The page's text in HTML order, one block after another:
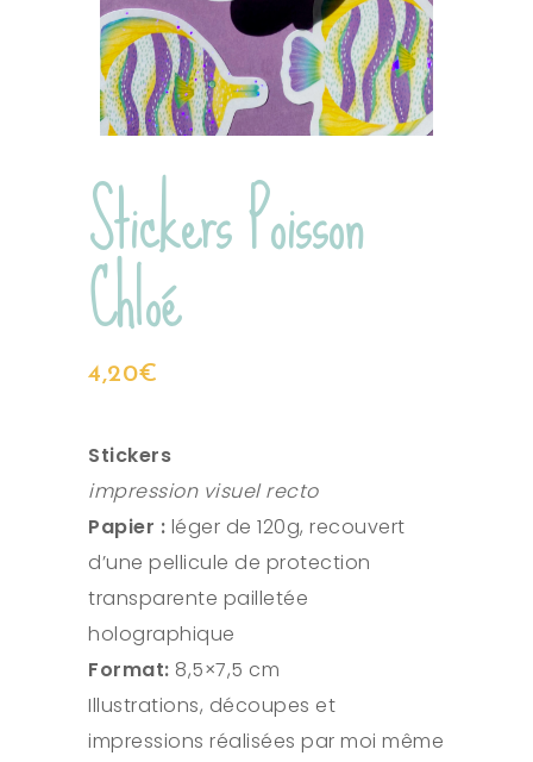
Stickers Poisson
Chloé
4,20€
Stickers
impression visuel recto
Papier : léger de 120g, recouvert
d’une pellicule de protection
transparente pailletée
holographique
Format: 8,5×7,5 cm
Illustrations, découpes et
impressions réalisées par moi même